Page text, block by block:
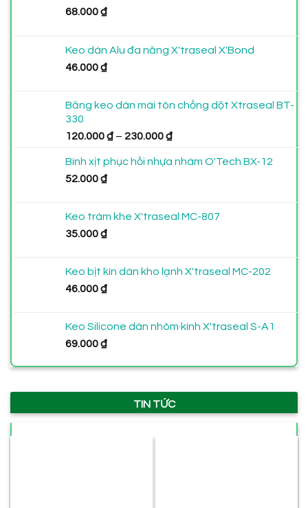
68.000₫
Keo dán Alu đa năng X'traseal X'Bond
46.000₫
Băng keo dán mái tôn chống dột Xtraseal BT-
330
120.000₫ – 230.000₫Khoảng
từ
Bình xịt phục hồi nhựa nhám O'Tech BX-12
52.000₫
Keo trám khe X'traseal MC-807
35.000₫
Keo bịt kín dán kho lạnh X'traseal MC-202
46.000₫
Keo Silicone dán nhôm·kính X'traseal S-A1
69.000₫
TIN TỨC